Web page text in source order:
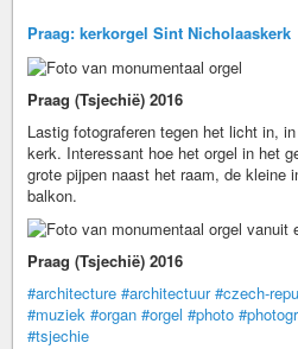
Praag: kerkorgel Sint Nicholaaskerk
Praag (Tsjechië) 2016
Lastig fotograferen tegen het licht in,
kerk. Interessant hoe het orgel in het
grote pijpen naast het raam, de kleine
balkon.
Praag (Tsjechië) 2016
#architecture #architectuur #czech-
#muziek #organ #orgel #photo
#tsjechie